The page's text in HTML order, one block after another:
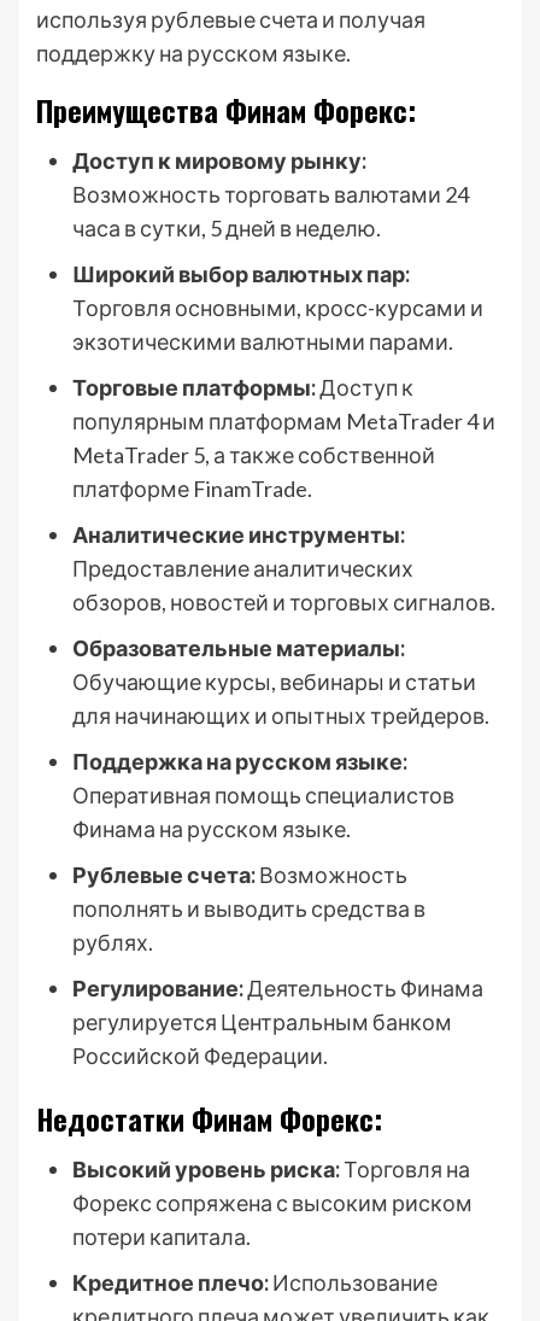
используя рублевые счета и получая
поддержку на русском языке.
Преимущества Финам Форекс:
Доступ к мировому рынку:
Возможность торговать валютами 24
часа в сутки, 5 дней в неделю.
Широкий выбор валютных пар:
Торговля основными, кросс-курсами и
экзотическими валютными парами.
Торговые платформы:Доступ к
популярным платформам MetaTrader 4 и
MetaTrader 5, а также собственной
платформе FinamTrade.
Аналитические инструменты:
Предоставление аналитических
обзоров, новостей и торговых сигналов.
Образовательные материалы:
Обучающие курсы, вебинары и статьи
для начинающих и опытных трейдеров.
Поддержка на русском языке:
Оперативная помощь специалистов
Финама на русском языке.
Рублевые счета:Возможность
пополнять и выводить средства в
рублях.
Регулирование:Деятельность Финама
регулируется Центральным банком
Российской Федерации.
Недостатки Финам Форекс:
Высокий уровень риска:Торговля на
Форекс сопряжена с высоким риском
потери капитала.
Кредитное плечо:Использование